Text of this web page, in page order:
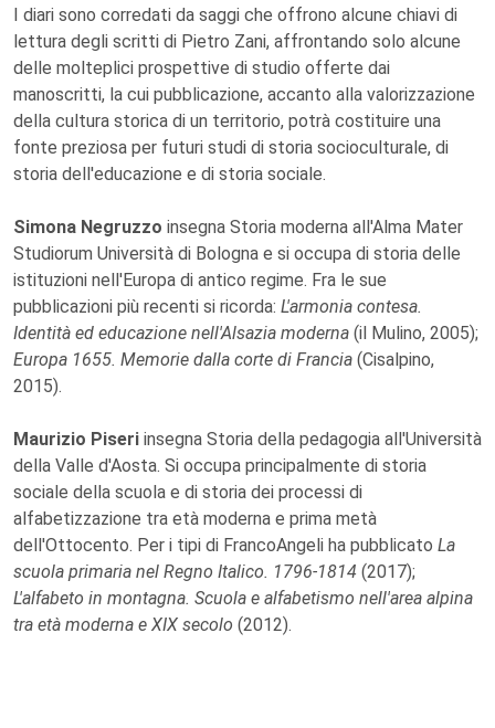
I diari sono corredati da saggi che offrono alcune chiavi di
lettura degli scritti di Pietro Zani, affrontando solo alcune
delle molteplici prospettive di studio offerte dai
manoscritti, la cui pubblicazione, accanto alla valorizzazione
della cultura storica di un territorio, potrà costituire una
fonte preziosa per futuri studi di storia socioculturale, di
storia dell'educazione e di storia sociale.
Simona Negruzzo insegna Storia moderna all'Alma Mater
Studiorum Università di Bologna e si occupa di storia delle
istituzioni nell'Europa di antico regime. Fra le sue
pubblicazioni più recenti si ricorda: L'armonia contesa.
Identità ed educazione nell'Alsazia moderna (il Mulino, 2005);
Europa 1655. Memorie dalla corte di Francia (Cisalpino,
2015).
Maurizio Piseri insegna Storia della pedagogia all'Università
della Valle d'Aosta. Si occupa principalmente di storia
sociale della scuola e di storia dei processi di
alfabetizzazione tra età moderna e prima metà
dell'Ottocento. Per i tipi di FrancoAngeli ha pubblicato La
scuola primaria nel Regno Italico. 1796-1814 (2017);
L'alfabeto in montagna. Scuola e alfabetismo nell'area alpina
tra età moderna e XIX secolo (2012).